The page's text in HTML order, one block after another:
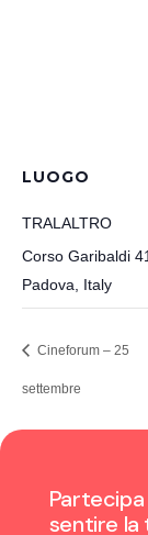
LUOGO
TRALALTRO
Corso Garibaldi 41
Padova
Italy
Cineforum – 25
settembre
sentire la